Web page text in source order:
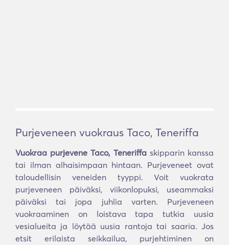
Purjeveneen vuokraus Taco, Teneriffa
Vuokraa purjevene Taco, Teneriffaskipparin kanssa
tai ilman alhaisimpaan hintaan. Purjeveneet ovat
taloudellisin veneiden tyyppi. Voit vuokrata
purjeveneen päiväksi, viikonlopuksi, useammaksi
päiväksi tai jopa juhlia varten. Purjeveneen
vuokraaminen on loistava tapa tutkia uusia
vesialueita ja löytää uusia rantoja tai saaria. Jos
etsit erilaista seikkailua, purjehtiminen on